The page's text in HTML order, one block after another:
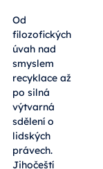
Od
filozofických
úvah nad
smyslem
recyklace až
po silná
výtvarná
sdělení o
lidských
právech.
Jihočeští